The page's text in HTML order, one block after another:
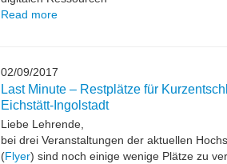
Read more
02/09/2017
Last Minute – Restplätze für
Eichstätt-Ingolstadt
Liebe Lehrende,
bei drei Veranstaltungen der aktuellen
(Flyer) sind noch einige wenige Plätze zu